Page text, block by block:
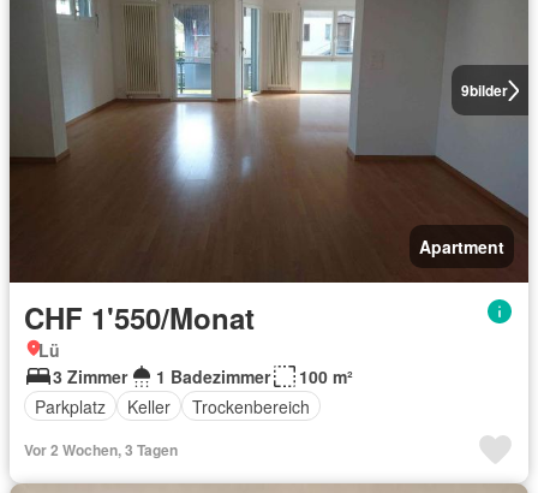
9bilder
Apartment
CHF 1'550/Monat
Lü
3 Zimmer
1 Badezimmer
100 m²
Parkplatz
Keller Trockenbereich
Vor 2 Wochen, 3 Tagen